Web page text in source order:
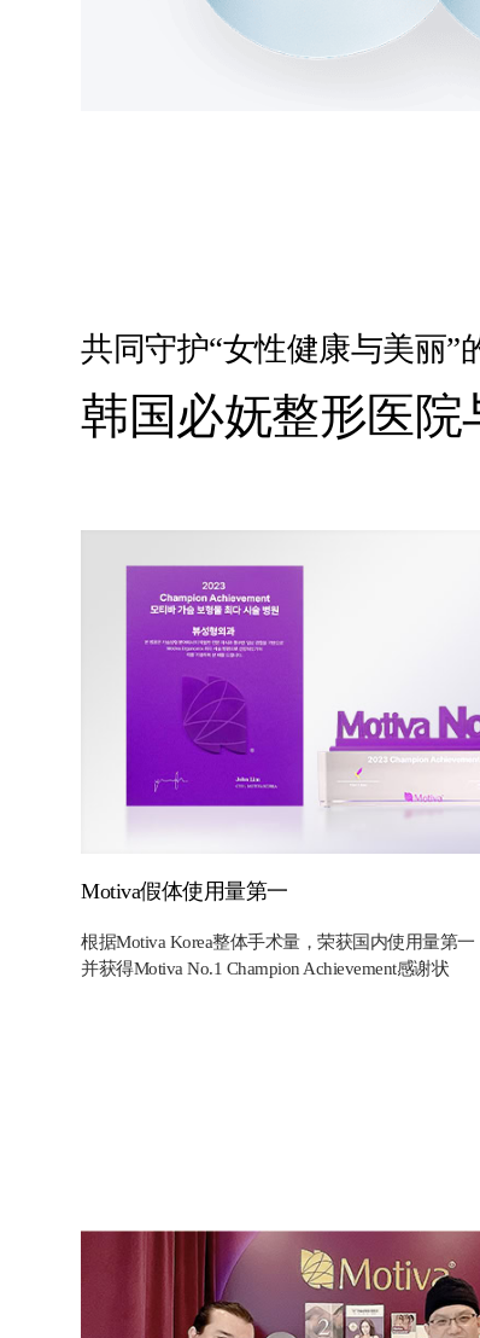
共同守护“女性健康与美丽”
韩国必妩整形医院
Motiva假体使用量第一
根据Motiva Korea整体手术量，荣获国内使用量第一
并获得Motiva No.1 Champion Achievement感谢状